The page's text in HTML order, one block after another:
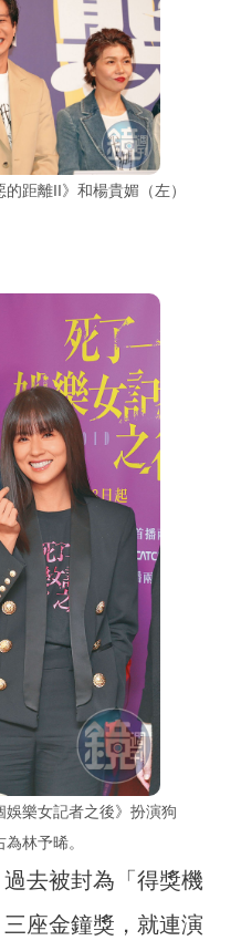
距離II》和楊貴媚（左）
樂女記者之後》扮演狗
林予晞。
去被封為「得獎機
座金鐘獎，就連演